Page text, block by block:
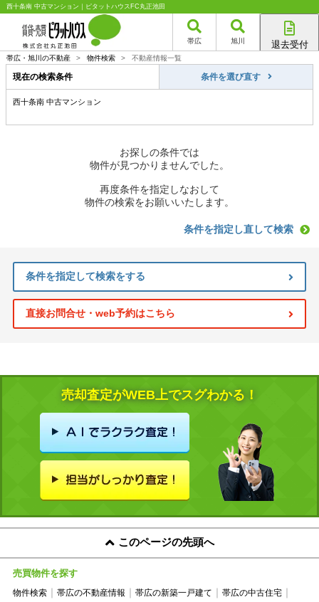
西十条南 中古マンション｜ピタットハウスFC丸正池田
帯広 旭川 退去受付
旭川店
帯広・旭川の不動産 > 物件検索 > 不動産情報一覧
現在の検索条件 条件を選び直す
西十条南 中古マンション
お探しの条件では
物件が見つかりませんでした。
再度条件を指定しなおして
物件の検索をお願いいたします。
条件を指定し直して検索
条件を指定して検索をする
直接お問合せ・web予約はこちら
売却査定がWEB上でスグわかる！
このページの先頭へ
売買物件を探す
物件検索 帯広の不動産情報 帯広の新築一戸建て
帯広の中古住宅